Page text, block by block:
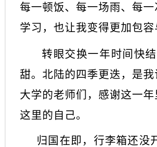
每一顿饭、每一场雨、每
学习，也让我变得更加包
转眼交换一年时间快
甜。北陆的四季更迭，是
大学的老师们，感谢这一
这里的自己。
归国在即，行李箱还没